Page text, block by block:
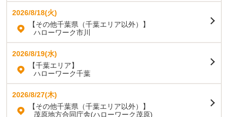
2026/8/18(火)
【その他千葉県（千葉エリア以外）】
ハローワーク市川
2026/8/19(水)
【千葉エリア】
ハローワーク千葉
2026/8/27(木)
【その他千葉県（千葉エリア以外）】
茂原地方合同庁舎(ハローワーク茂原)